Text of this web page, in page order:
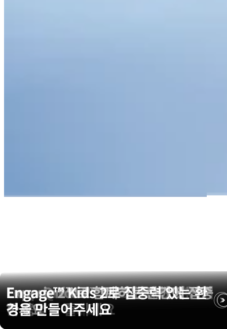
Loop Switch™ 2 하나로 세 가지 모
드를 경험하세요
Loop Dream™으로 깊고 편안한 밤
을 경험하세요
Loop Quiet 2™로 스트레스 없는 이
동을 경험하세요
Experience 2™로 더 안전하고 선명
한 음악을 즐기세요
Engage 2™로 함께하는 순간에 집중
하세요
Engage™ Kids 2로 집중력 있는 환
경을 만들어주세요